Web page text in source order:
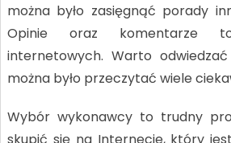
można było zasięgnąć porady
Opinie oraz komentarze
internetowych. Warto
można było przeczytać wiele
Wybór wykonawcy to trudny
skupić się na Internecie, który